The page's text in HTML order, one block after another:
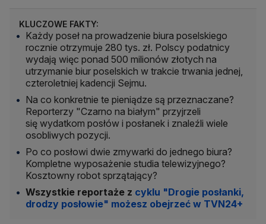
KLUCZOWE FAKTY:
Każdy poseł na prowadzenie biura poselskiego
rocznie otrzymuje 280 tys. zł. Polscy podatnicy
wydają więc ponad 500 milionów złotych na
utrzymanie biur poselskich w trakcie trwania jednej,
czteroletniej kadencji Sejmu.
Na co konkretnie te pieniądze są przeznaczane?
Reporterzy "Czarno na białym" przyjrzeli
się wydatkom posłów i posłanek i znaleźli wiele
osobliwych pozycji.
Po co posłowi dwie zmywarki do jednego biura?
Kompletne wyposażenie studia telewizyjnego?
Kosztowny robot sprzątający?
Wszystkie reportaże z cyklu "Drogie posłanki,
drodzy posłowie" możesz obejrzeć w TVN24+